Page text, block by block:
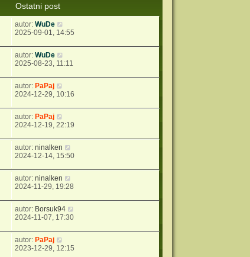
Ostatni post
autor:WuDe
2025-09-01, 14:55
autor:WuDe
2025-08-23, 11:11
autor:PaPaj
2024-12-29, 10:16
autor:PaPaj
2024-12-19, 22:19
autor:ninalken
2024-12-14, 15:50
autor:ninalken
2024-11-29, 19:28
autor: Borsuk94
2024-11-07, 17:30
autor:PaPaj
2023-12-29, 12:15